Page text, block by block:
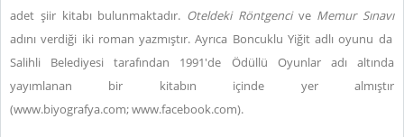
adet şiir kitabı bulunmaktadır. Oteldeki Röntgencive Memur Sınavı
adını verdiği iki roman yazmıştır. Ayrıca Boncuklu Yiğit adlı oyunu da
Salihli Belediyesi tarafından 1991'de Ödüllü Oyunlar adı altında
yayımlanan bir kitabın içinde yer almıştır
(www.biyografya.com;www.facebook.com).